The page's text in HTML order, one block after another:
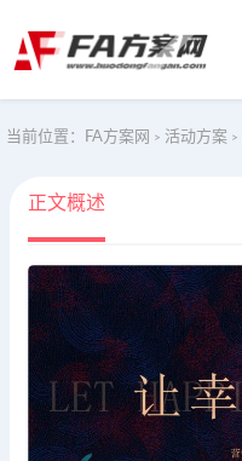
当前位置： FA方案网 > 活动方案 >
正文概述